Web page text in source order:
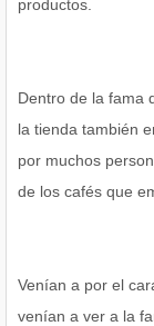
productos.
Dentro de la fama
la tienda también
por muchos
de los cafés que
Venían a por el
venían a ver a la